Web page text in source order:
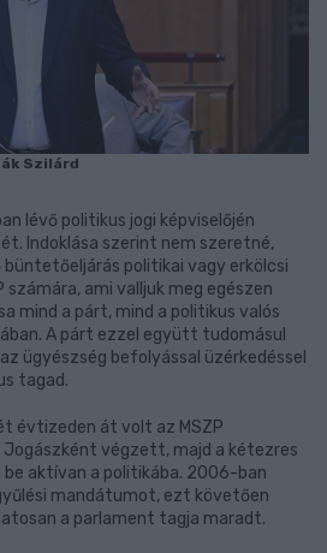
Szilárd
lévő politikus jogi képviselőjén
Indoklása szerint nem szeretné,
politikai vagy erkölcsi
ami valljuk meg egészen
mind a párt, mind a politikus valós
A párt ezzel együtt tudomásul
ügyészség befolyással üzérkedéssel
tagad.
évtizeden át volt az MSZP
Jogászként végzett, majd a kétezres
aktívan a politikába. 2006-ban
mandátumot, ezt követően
a parlament tagja maradt.